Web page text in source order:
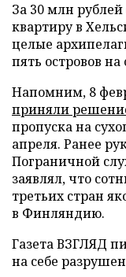
За 30 млн
квартиру в
целые
пять островов
Напомним, 8
приняли
пропуска на
апреля. Ранее
Пограничной
заявлял, что
третьих стран
в Финляндию.
Газета ВЗГЛЯД
на себе